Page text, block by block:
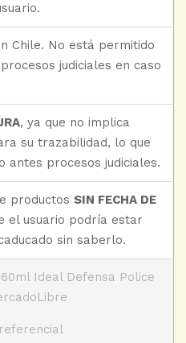
Chile. No está permitido
judiciales en caso
, ya que no implica
su trazabilidad, lo que
antes procesos judiciales.
productos SIN FECHA DE
el usuario podría estar
sin saberlo.